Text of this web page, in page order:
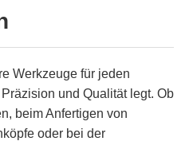
Werkzeuge für jeden
und Qualität legt. Ob
beim Anfertigen von
oder bei der